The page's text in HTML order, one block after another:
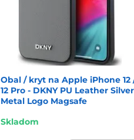
Obal / kryt na Apple iPhone 12
12 Pro - DKNY PU Leather Silver
Metal Logo Magsafe
Skladom